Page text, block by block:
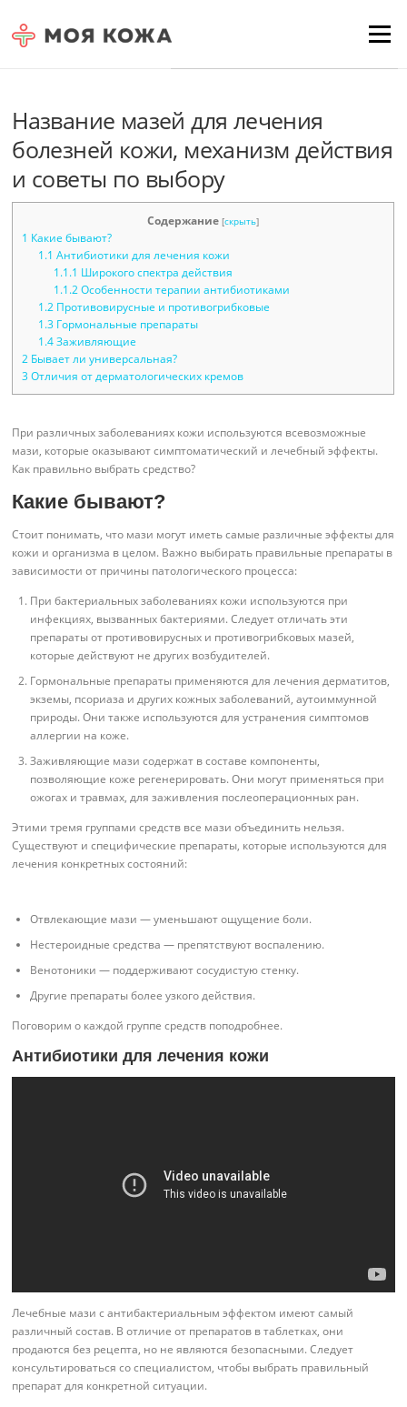
Menu
Название мазей для лечения
болезней кожи, механизм действия
и советы по выбору
Содержание [скрыть]
1 Какие бывают?
1.1 Антибиотики для лечения кожи
1.1.1 Широкого спектра действия
1.1.2 Особенности терапии антибиотиками
1.2Противовирусные и противогрибковые
1.3Гормональные препараты
1.4Заживляющие
2 Бывает ли универсальная?
3 Отличия от дерматологических кремов
При различных заболеваниях кожи используются всевозможные
мази, которые оказывают симптоматический и лечебный эффекты.
Как правильно выбрать средство?
Какие бывают?
Стоит понимать, что мази могут иметь самые различные эффекты для
кожи и организма в целом. Важно выбирать правильные препараты в
зависимости от причины патологического процесса:
При бактериальных заболеваниях кожи используются при
инфекциях, вызванных бактериями. Следует отличать эти
препараты от противовирусных и противогрибковых мазей,
которые действуют не других возбудителей.
Гормональные препараты применяются для лечения дерматитов,
экземы, псориаза и других кожных заболеваний, аутоиммунной
природы. Они также используются для устранения симптомов
аллергии на коже.
Заживляющие мази содержат в составе компоненты,
позволяющие коже регенерировать. Они могут применяться при
ожогах и травмах, для заживления послеоперационных ран.
Этими тремя группами средств все мази объединить нельзя.
Существуют и специфические препараты, которые используются для
лечения конкретных состояний:
Отвлекающие мази — уменьшают ощущение боли.
Нестероидные средства — препятствуют воспалению.
Венотоники — поддерживают сосудистую стенку.
Другие препараты более узкого действия.
Поговорим о каждой группе средств поподробнее.
Антибиотики для лечения кожи
Лечебные мази с антибактериальным эффектом имеют самый
различный состав. В отличие от препаратов в таблетках, они
продаются без рецепта, но не являются безопасными. Следует
консультироваться со специалистом, чтобы выбрать правильный
препарат для конкретной ситуации.
Для любых предложений по